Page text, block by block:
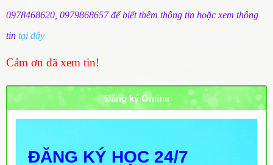
0978468620, 0979868657 để biết thêm thông tin hoặc xem thông
tin tại đây
Cảm ơn đã xem tin!
Đăng ký Online